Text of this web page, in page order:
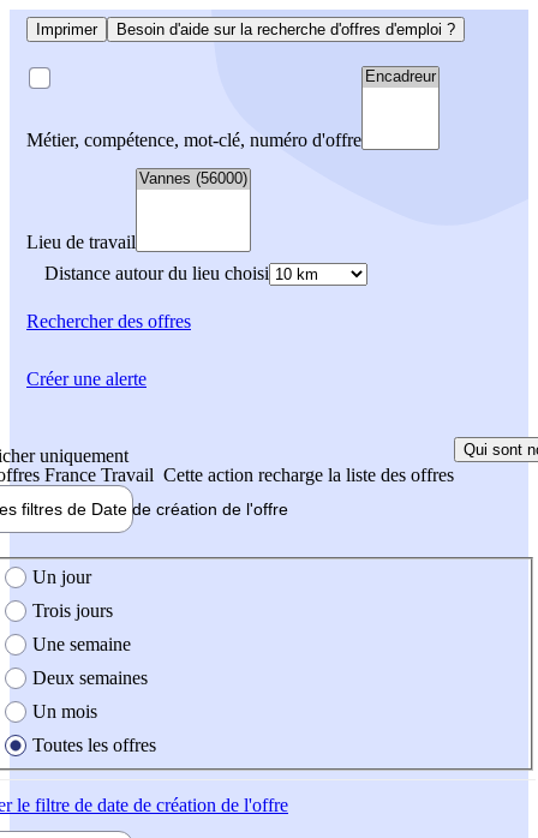
Imprimer Besoin d'aide sur la recherche d'offres d'emploi ?
Métier, compétence, mot-clé, numéro d'offre
Lieu de travail
Distance autour du lieu choisi
Rechercherdes offres
uniquement
France Travail Cette action recharge la liste des offres
Qui sont
filtres de Date de création de l'offre
création de l'offre
Un jour
Trois jours
Une semaine
Deux semaines
Un mois
Toutes les offres
le filtre de date de création de l'offre
Créer une alerte